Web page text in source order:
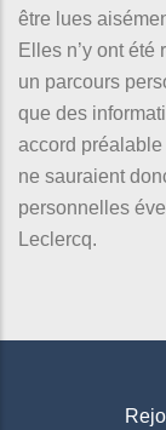
être lues
Elles n’y ont
un parcours
que des
accord
ne sauraient
personnelles
Leclercq.